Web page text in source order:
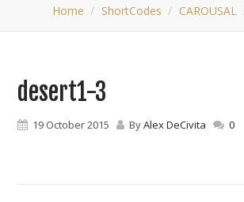
Home ShortCodes CAROUSAL
desert1-3
19 October 2015 ByAlex DeCivita 0